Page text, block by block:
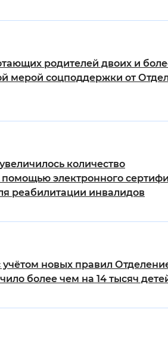
родителей двоих и
мерой соцподдержки от
количество
электронного
реабилитации инвалидов
учётом новых правил
более чем на 14 тысяч